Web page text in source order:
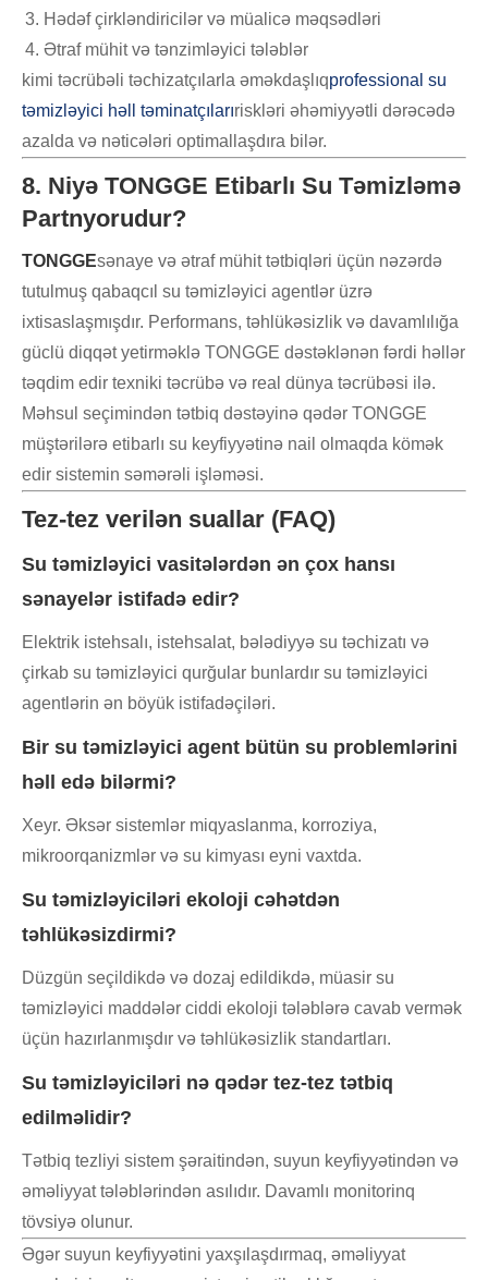
Hədəf çirkləndiricilər və müalicə məqsədləri
Ətraf mühit və tənzimləyici tələblər
kimi təcrübəli təchizatçılarla əməkdaşlıqprofessional su
təmizləyici həll təminatçılarıriskləri əhəmiyyətli dərəcədə
azalda və nəticələri optimallaşdıra bilər.
8. Niyə TONGGE Etibarlı Su Təmizləmə
Partnyorudur?
TONGGEsənaye və ətraf mühit tətbiqləri üçün nəzərdə
tutulmuş qabaqcıl su təmizləyici agentlər üzrə
ixtisaslaşmışdır. Performans, təhlükəsizlik və davamlılığa
güclü diqqət yetirməklə TONGGE dəstəklənən fərdi həllər
təqdim edir texniki təcrübə və real dünya təcrübəsi ilə.
Məhsul seçimindən tətbiq dəstəyinə qədər TONGGE
müştərilərə etibarlı su keyfiyyətinə nail olmaqda kömək
edir sistemin səmərəli işləməsi.
Tez-tez verilən suallar (FAQ)
Su təmizləyici vasitələrdən ən çox hansı
sənayelər istifadə edir?
Elektrik istehsalı, istehsalat, bələdiyyə su təchizatı və
çirkab su təmizləyici qurğular bunlardır su təmizləyici
agentlərin ən böyük istifadəçiləri.
Bir su təmizləyici agent bütün su problemlərini
həll edə bilərmi?
Xeyr. Əksər sistemlər miqyaslanma, korroziya,
mikroorqanizmlər və su kimyası eyni vaxtda.
Su təmizləyiciləri ekoloji cəhətdən
təhlükəsizdirmi?
Düzgün seçildikdə və dozaj edildikdə, müasir su
təmizləyici maddələr ciddi ekoloji tələblərə cavab vermək
üçün hazırlanmışdır və təhlükəsizlik standartları.
Su təmizləyiciləri nə qədər tez-tez tətbiq
edilməlidir?
Tətbiq tezliyi sistem şəraitindən, suyun keyfiyyətindən və
əməliyyat tələblərindən asılıdır. Davamlı monitorinq
tövsiyə olunur.
Əgər suyun keyfiyyətini yaxşılaşdırmaq, əməliyyat